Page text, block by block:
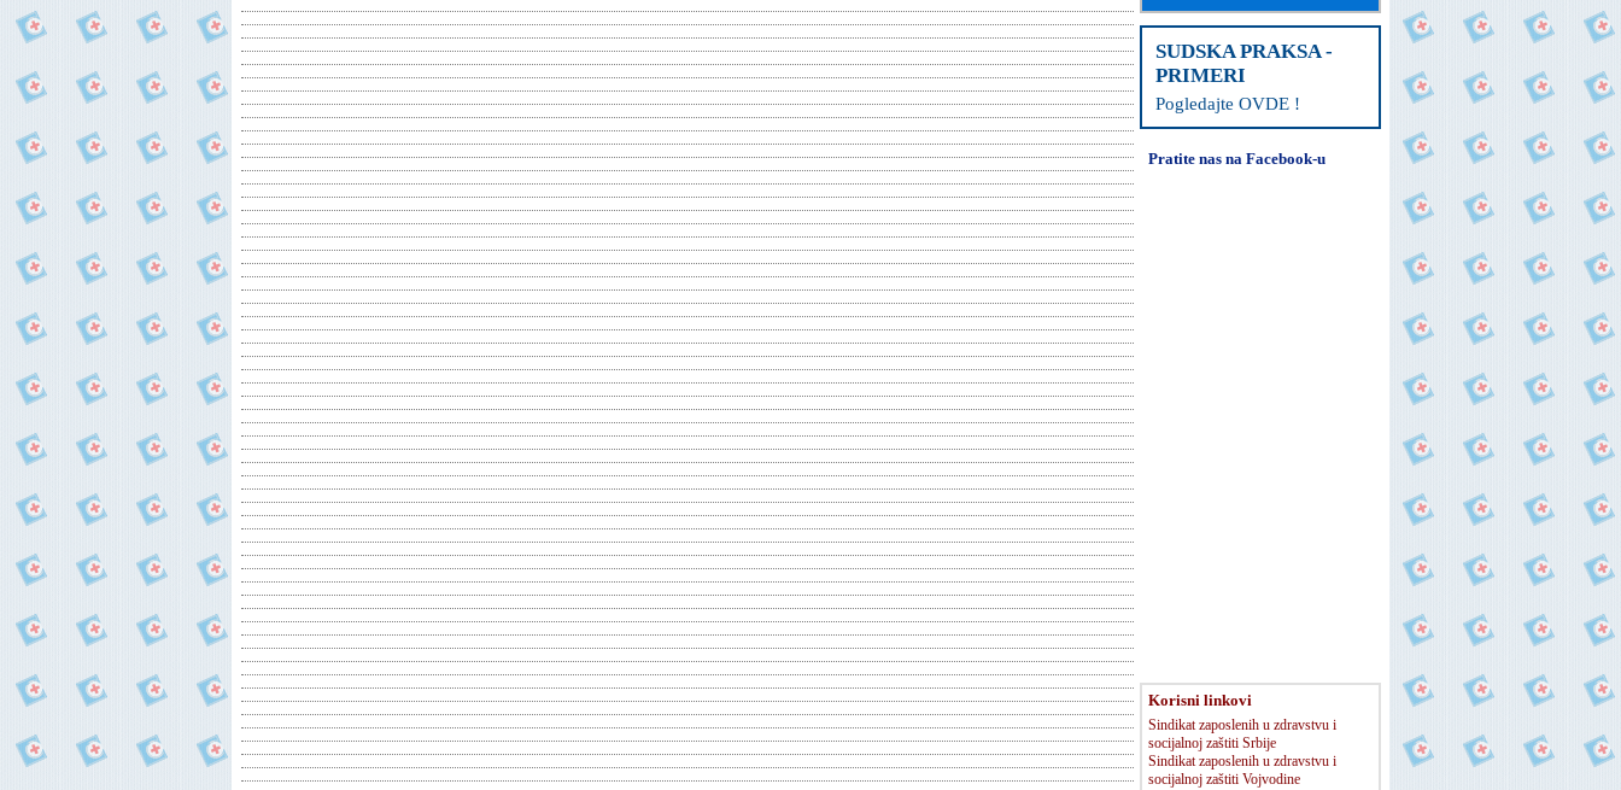
SUDSKA PRAKSA -
PRIMERI
Pogledajte OVDE !
Pratite nas na Facebook-u
Korisni linkovi
Sindikat zaposlenih u zdravstvu i
socijalnoj zaštiti Srbije
Sindikat zaposlenih u zdravstvu i
socijalnoj zaštiti Vojvodine